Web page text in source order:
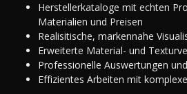
Herstellerkataloge mit echten
Materialien und Preisen
Realisitische, markennahe
Erweiterte Material- und
Professionelle Auswertungen
Effizientes Arbeiten mit